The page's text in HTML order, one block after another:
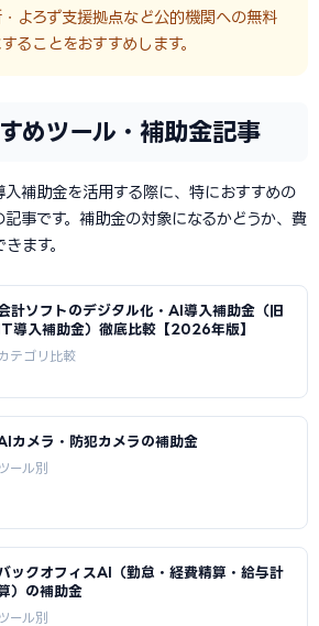
よろず支援拠点など公的機関への無料
ることをおすすめします。
めツール・補助金記事
補助金を活用する際に、特におすすめの
事です。補助金の対象になるかどうか、費
ます。
計ソフトのデジタル化・AI導入補助金（旧
IT導入補助金）徹底比較【2026年版】
テゴリ比較
カメラ・防犯カメラの補助金
ツール別
ックオフィスAI（勤怠・経費精算・給与計
）の補助金
ツール別